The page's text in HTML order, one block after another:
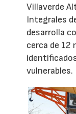
Villaverde
Integrales
desarrolla
cerca de 12
vulnerables.